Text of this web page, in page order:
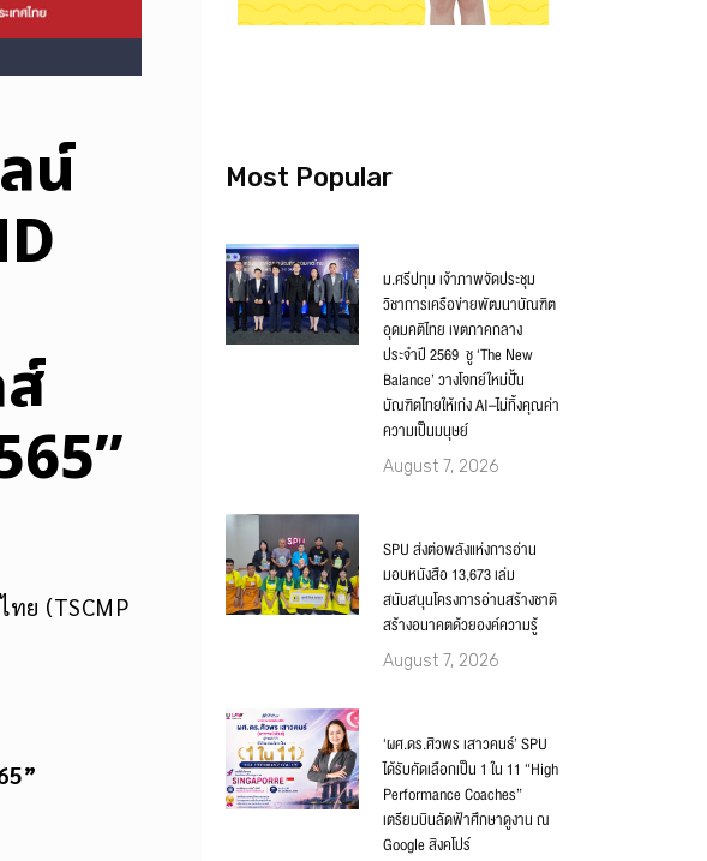
น์
ย (TSCMP
Most Popular
ม.ศรีปทุม เจ้าภาพจัดประชุม
วิชาการเครือข่ายพัฒนาบัณฑิต
อุดมคติไทย เขตภาคกลาง
ประจำปี 2569 ชู ‘The New
Balance’ วางโจทย์ใหม่ปั้น
บัณฑิตไทยให้เก่ง AI–ไม่ทิ้งคุณค่า
ความเป็นมนุษย์
August 7, 2026
SPU ส่งต่อพลังแห่งการอ่าน
มอบหนังสือ 13,673 เล่ม
สนับสนุนโครงการอ่านสร้างชาติ
สร้างอนาคตด้วยองค์ความรู้
August 7, 2026
‘ผศ.ดร.ศิวพร เสาวคนธ์’ SPU
ได้รับคัดเลือกเป็น 1 ใน 11 “High
Performance Coaches”
เตรียมบินลัดฟ้าศึกษาดูงาน ณ
Google สิงคโปร์